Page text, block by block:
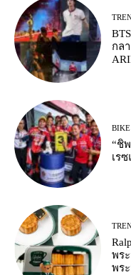
กล
BIKE
“ชิ
เร
พร
พร